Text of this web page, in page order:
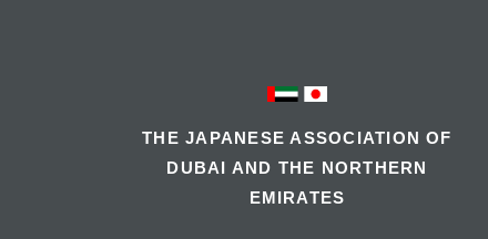
THE JAPANESE ASSOCIATION OF
DUBAI AND THE NORTHERN
EMIRATES